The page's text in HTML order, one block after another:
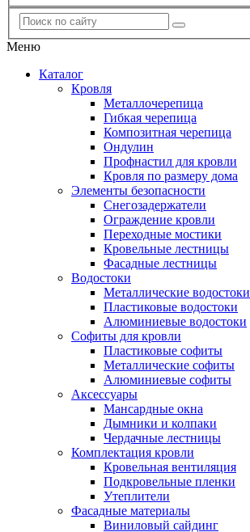
Меню
Каталог
Кровля
Металлочерепица
Гибкая черепица
Композитная черепица
Ондулин
Профнастил для кровли
Кровля по размеру дома
Элементы безопасности
Снегозадержатели
Ограждение кровли
Переходные мостики
Кровельные лестницы
Фасадные лестницы
Водостоки
Металлические водостоки
Пластиковые водостоки
Алюминиевые водостоки
Софиты для кровли
Пластиковые софиты
Металлические софиты
Алюминиевые софиты
Аксессуары
Мансардные окна
Дымники и колпаки
Чердачные лестницы
Комплектация кровли
Кровельная вентиляция
Подкровельные пленки
Утеплители
Фасадные материалы
Виниловый сайдинг